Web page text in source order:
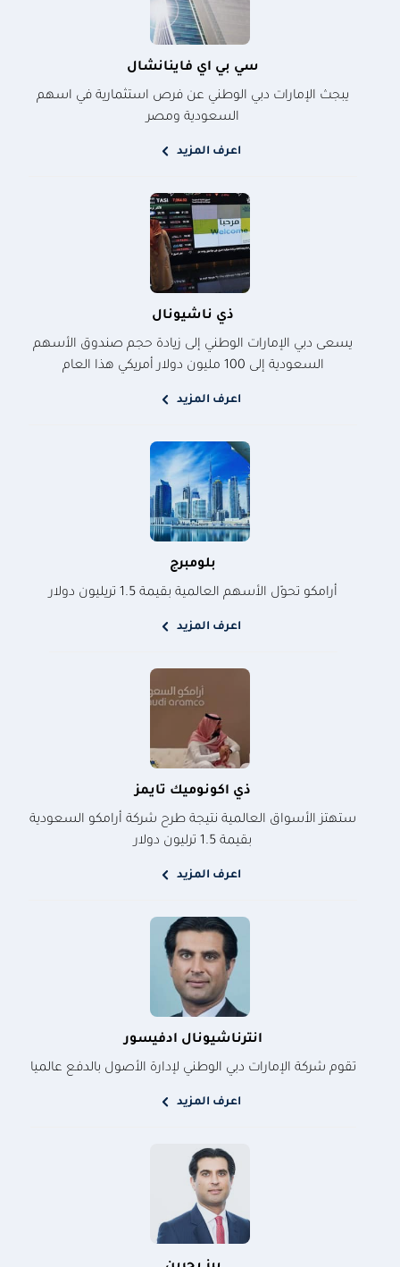
سي بي اي فاينانشال
يبجث الإمارات دبي الوطني عن فرص استثمارية في اسهم
السعودية ومصر
اعرف المزيد
ذي ناشيونال
يسعى دبي الإمارات الوطني إلى زيادة حجم صندوق الأسهم
السعودية إلى 100 مليون دولار أمريكي هذا العام
اعرف المزيد
بلومبرج
أرامكو تحوّل الأسهم العالمية بقيمة 1.5 تريليون دولار
اعرف المزيد
ذي اكونوميك تايمز
ستهتز الأسواق العالمية نتيجة طرح شركة أرامكو السعودية
بقيمة 1.5 ترليون دولار
اعرف المزيد
انترناشيونال ادفيسور
تقوم شركة الإمارات دبي الوطني لإدارة الأصول بالدفع عالميا
اعرف المزيد